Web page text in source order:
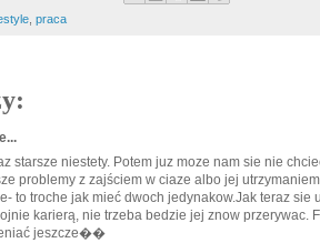
praca
starsze niestety. Potem juz moze nam sie nie
problemy z zajściem w ciaze albo jej
to troche jak mieć dwoch jedynakow.Jak teraz sie
karierą, nie trzeba bedzie jej znow
jeszcze��